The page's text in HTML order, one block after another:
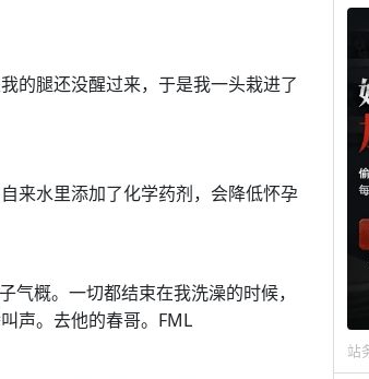
的腿还没醒过来，于是我一头栽进了
来水里添加了化学药剂，会降低怀孕
概。一切都结束在我洗澡的时候，
声。去他的春哥。FML
站